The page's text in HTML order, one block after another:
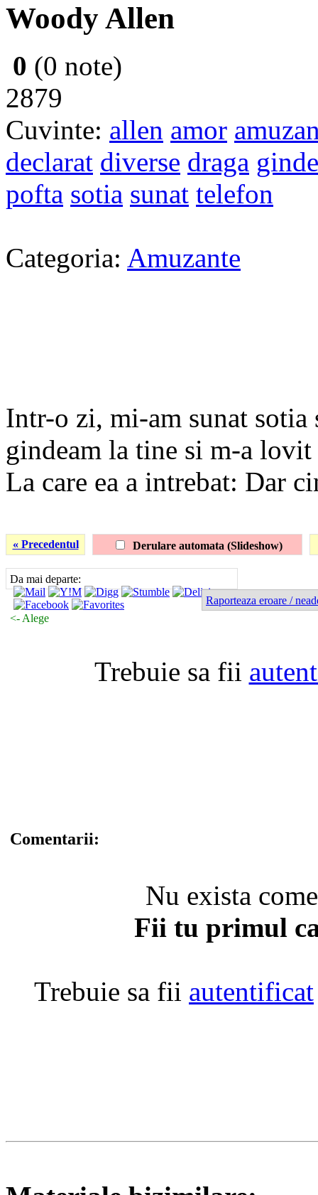
Woody Allen
0 (0 note)
2879
Cuvinte: allen amor
declarat diverse draga
pofta sotia sunat telefon
Categoria: Amuzante
Intr-o zi, mi-am sunat sotia
gindeam la tine si m-a
La care ea a intrebat: Dar
« Precedentul Derulare automata (Slideshow)
Da mai departe:
<- Alege
Raporteaza eroare /
Trebuie sa fii
Comentarii:
Nu exista
Fii tu primul
Trebuie sa fii autentificat